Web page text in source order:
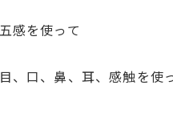
を使って
、鼻、耳、感触を使っ